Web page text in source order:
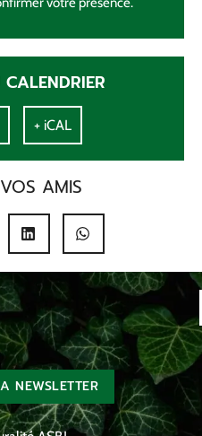
+ iCAL
AMIS
NEWSLETTER